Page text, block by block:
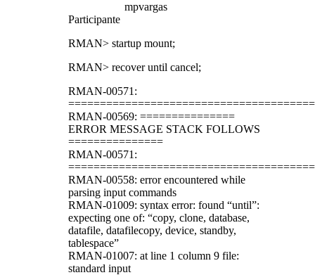
mpvargas
Participante
RMAN> startup mount;
RMAN> recover until cancel;
RMAN-00571:
RMAN-00569: ===============
ERROR MESSAGE STACK FOLLOWS
===============
RMAN-00571:
RMAN-00558: error encountered while
parsing input commands
RMAN-01009: syntax error: found “until”:
expecting one of: “copy, clone, database,
datafile, datafilecopy, device, standby,
tablespace”
RMAN-01007: at line 1 column 9 file:
standard input